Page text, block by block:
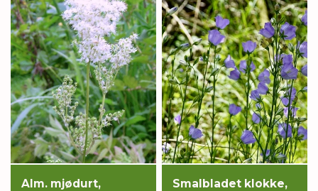
Alm. mjødurt,
Smalbladet klokke,